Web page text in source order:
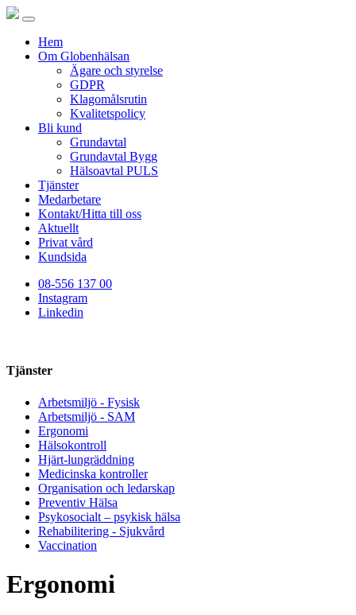
Hem
Om Globenhälsan
Ägare och styrelse
GDPR
Klagomålsrutin
Kvalitetspolicy
Bli kund
Grundavtal
Grundavtal Bygg
Hälsoavtal PULS
Tjänster
Medarbetare
Kontakt/Hitta till oss
Aktuellt
Privat vård
Kundsida
08-556 137 00
Instagram
Linkedin
Tjänster
Arbetsmiljö - Fysisk
Arbetsmiljö - SAM
Ergonomi
Hälsokontroll
Hjärt-lungräddning
Medicinska kontroller
Organisation och ledarskap
Preventiv Hälsa
Psykosocialt – psykisk hälsa
Rehabilitering - Sjukvård
Vaccination
Ergonomi